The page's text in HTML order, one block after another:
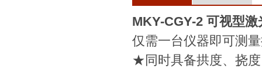
MKY-CGY-2 可视型激
仅需一台仪器即可测
★同时具备拱度、挠